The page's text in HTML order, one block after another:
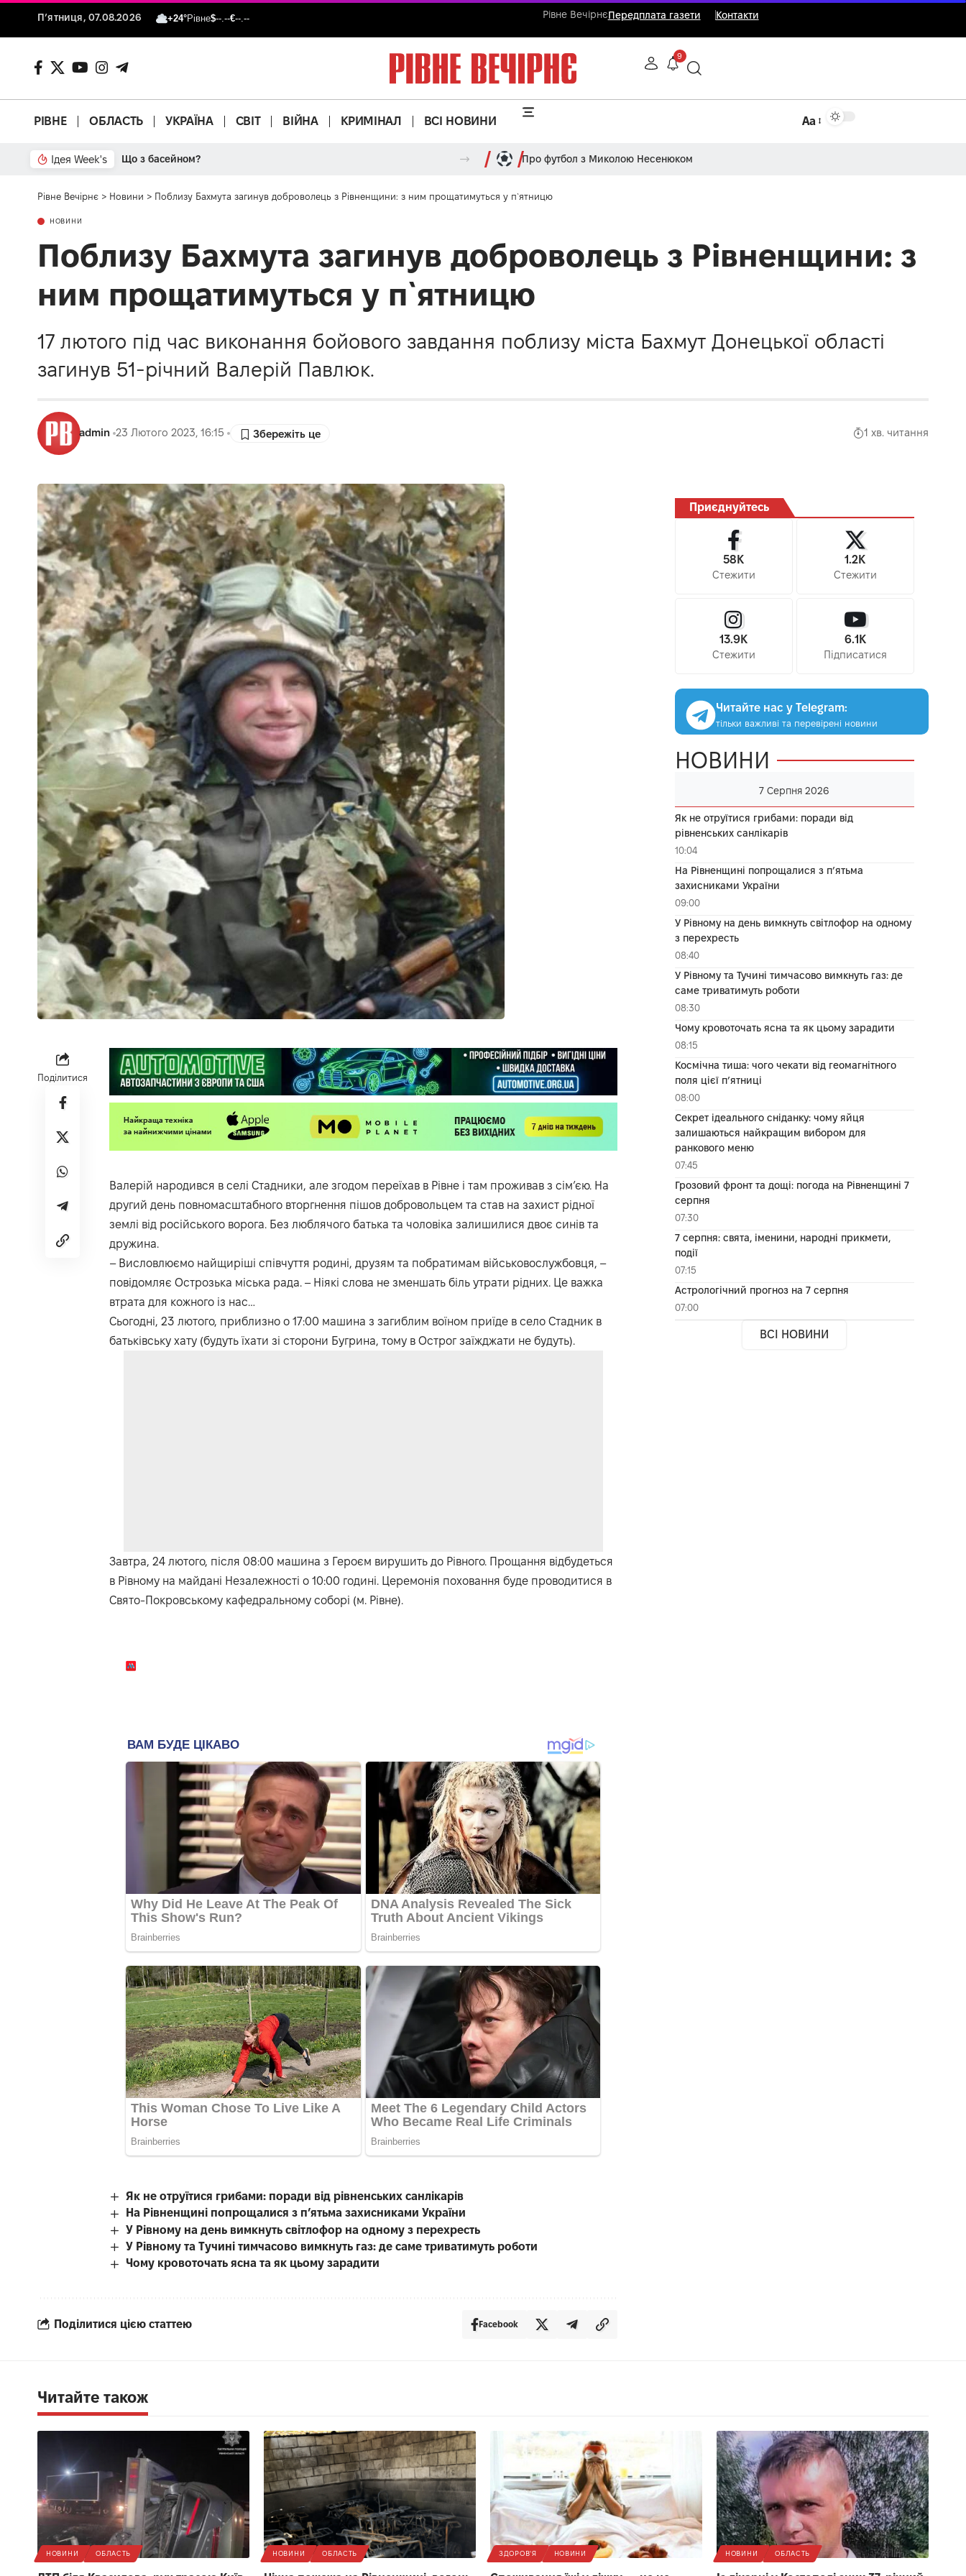
П’ятниця, 07.08.2026 +24°Рівне$--.--€--.-- Рівне ВечірнєПередплата газети Контакти
9
РІВНЕ ОБЛАСТЬ УКРАЇНА СВІТ ВІЙНА КРИМІНАЛ ВСІ НОВИНИ Аа
Ідея Week's Від паркану до картонки Про футбол з Миколою Несенюком
Рівне Вечірнє > Новини > Поблизу Бахмута загинув доброволець з Рівненщини: з ним прощатимуться у п`ятницю
НОВИНИ
Поблизу Бахмута загинув доброволець з Рівненщини: з
ним прощатимуться у п`ятницю
17 лютого під час виконання бойового завдання поблизу міста Бахмут Донецької області
загинув 51-річний Валерій Павлюк.
admin 23 Лютого 2023, 16:15 1 хв. читання
Поділитися
Валерій народився в селі Стадники, але згодом переїхав в Рівне і там проживав з сім’єю. На
другий день повномасштабного вторгнення пішов добровольцем та став на захист рідної
землі від російського ворога. Без люблячого батька та чоловіка залишилися двоє синів та
дружина.
– Висловлюємо найщиріші співчуття родині, друзям та побратимам військовослужбовця, –
повідомляє Острозька міська рада. – Ніякі слова не зменшать біль утрати рідних. Це важка
втрата для кожного із нас…
Сьогодні, 23 лютого, приблизно о 17:00 машина з загиблим воїном приїде в село Стадник в
батьківську хату (будуть їхати зі сторони Бугрина, тому в Острог заїжджати не будуть).
Завтра, 24 лютого, після 08:00 машина з Героєм вирушить до Рівного. Прощання відбудеться
в Рівному на майдані Незалежності о 10:00 годині. Церемонія поховання буде проводитися в
Свято-Покровському кафедральному соборі (м. Рівне).
Як не отруїтися грибами: поради від рівненських санлікарів
На Рівненщині попрощалися з п’ятьма захисниками України
У Рівному на день вимкнуть світлофор на одному з перехресть
У Рівному та Тучині тимчасово вимкнуть газ: де саме триватимуть роботи
Чому кровоточать ясна та як цьому зарадити
Поділитися цією статтею Facebook
Приєднуйтесь
58K
Стежити
1.2K
Стежити
13.9K
Стежити
6.1K
Підписатися
Читайте нас у Telegram:
тільки важливі та перевірені новини
НОВИНИ
7 Серпня 2026
Як не отруїтися грибами: поради від
рівненських санлікарів
10:04
На Рівненщині попрощалися з п’ятьма
захисниками України
09:00
У Рівному на день вимкнуть світлофор на одному
з перехресть
08:40
У Рівному та Тучині тимчасово вимкнуть газ: де
саме триватимуть роботи
08:30
Чому кровоточать ясна та як цьому зарадити
08:15
Космічна тиша: чого чекати від геомагнітного
поля цієї п’ятниці
08:00
Секрет ідеального сніданку: чому яйця
залишаються найкращим вибором для
ранкового меню
07:45
Грозовий фронт та дощі: погода на Рівненщині 7
серпня
07:30
7 серпня: свята, іменини, народні прикмети,
події
07:15
Астрологічний прогноз на 7 серпня
07:00
ВСІ НОВИНИ
Читайте також
НОВИНИ ОБЛАСТЬ НОВИНИ ОБЛАСТЬ ЗДОРОВ'Я НОВИНИ НОВИНИ ОБЛАСТЬ